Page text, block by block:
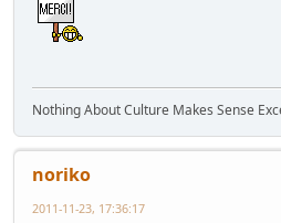
Nothing About Culture Makes Sense
noriko
2011-11-23, 17:36:17